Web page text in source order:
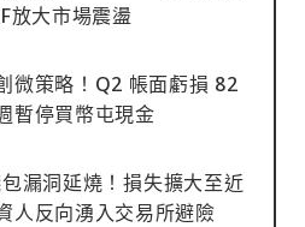
放大市場震盪
微策略！Q2 帳面虧損 82
暫停買幣屯現金
漏洞延燒！損失擴大至近
人反向湧入交易所避險